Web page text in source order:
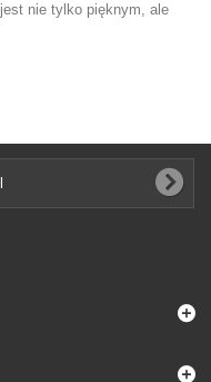
nie tylko pięknym, ale